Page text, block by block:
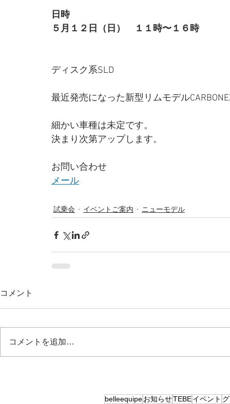
日時
５月１２日（日）　１１時〜１６時
ディスク系SLD
最近発売になった新型リムモデル
細かい車種は未定です。
決まり次第アップします。
お問い合わせ
メール
試乗会 イベントご案内 ニューモデル
コメント
コメントを追加…
belleequipeお知らせTEBEイベント